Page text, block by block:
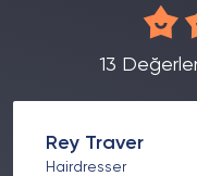
13
Rey Traver
Hairdresser